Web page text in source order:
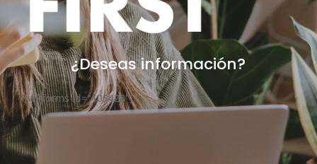
¿Deseas información?
[wpforms id="105428"]